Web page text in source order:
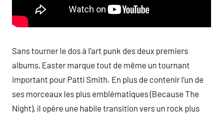
Sans tourner le dos à l’art punk des deux premiers
albums, Easter marque tout de même un tournant
important pour Patti Smith. En plus de contenir l’un de
ses morceaux les plus emblématiques (Because The
Night), il opère une habile transition vers un rock plus